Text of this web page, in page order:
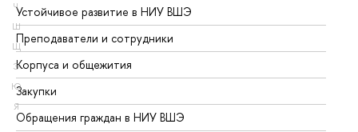
Ч
Ш
Щ
Э
Ю
Я
Устойчивое развитие в НИУ ВШЭ
Преподаватели и сотрудники
Корпуса и общежития
Закупки
Обращения граждан в НИУ ВШЭ